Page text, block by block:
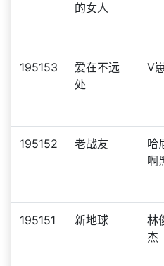
的女人
195153
爱在不远
处
V
195152 老战友
哈
啊
195151 新地球
林
杰